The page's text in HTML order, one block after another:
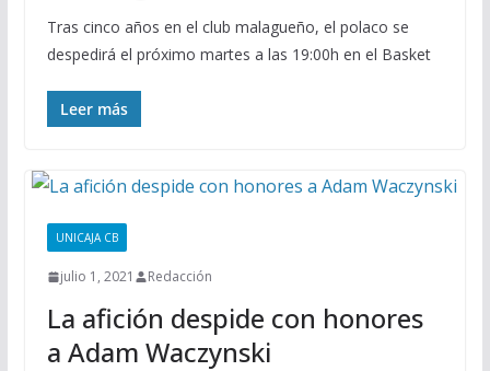
Tras cinco años en el club malagueño, el polaco se
despedirá el próximo martes a las 19:00h en el Basket
Leer más
UNICAJA CB
julio 1, 2021 Redacción
La afición despide con honores
a Adam Waczynski